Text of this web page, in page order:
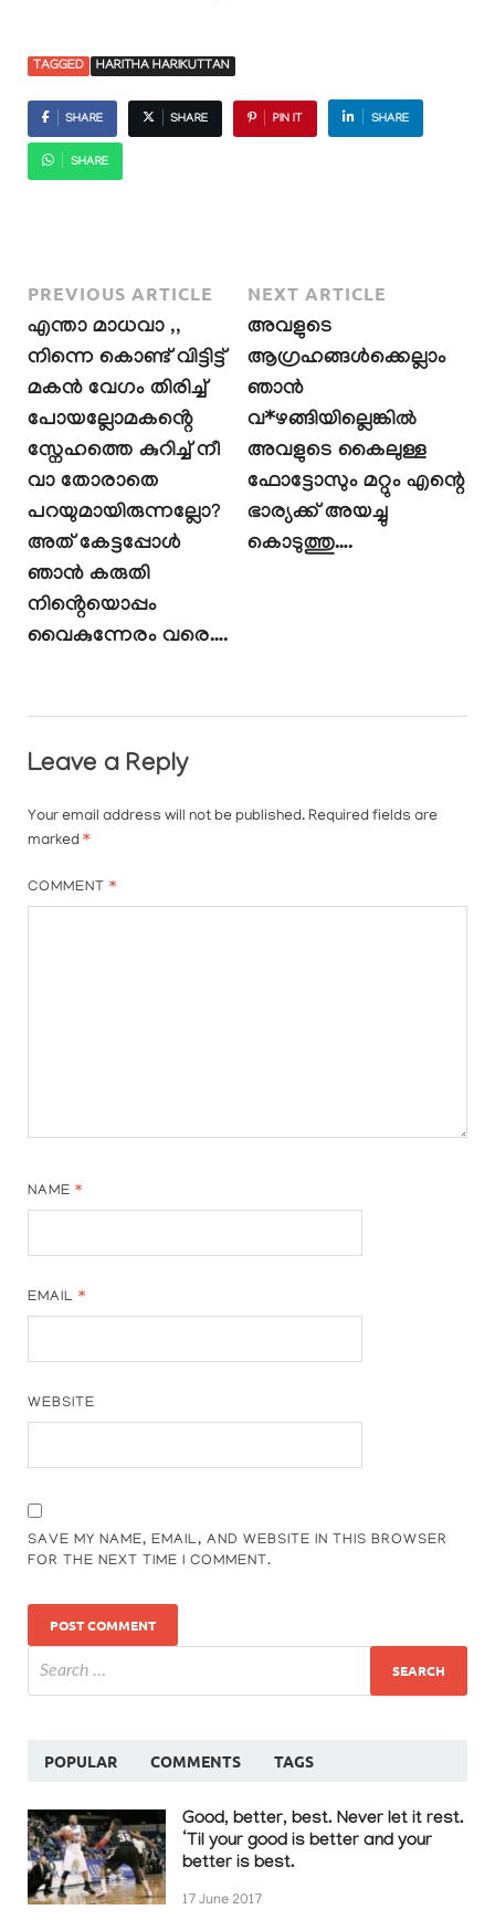
TAGGED HARITHA HARIKUTTAN
SHARE SHARE PIN IT SHARE
SHARE
PREVIOUS ARTICLE
എന്താ മാധവാ ,,
നിന്നെ കൊണ്ട് വിട്ടിട്ട്
മകൻ വേഗം തിരിച്ച്
പോയല്ലോമകൻ്റെ
സ്നേഹത്തെ കുറിച്ച് നീ
വാ തോരാതെ
പറയുമായിരുന്നല്ലോ?
അത് കേട്ടപ്പോൾ
ഞാൻ കരുതി
നിൻ്റെയൊപ്പം
വൈകുന്നേരം വരെ….
NEXT ARTICLE
അവളുടെ
ആഗ്രഹങ്ങൾക്കെല്ലാം
ഞാൻ
വ*ഴങ്ങിയില്ലെങ്കിൽ
അവളുടെ കൈലുള്ള
ഫോട്ടോസും മറ്റും എന്റെ
ഭാര്യക്ക് ‌അയച്ചു
കൊടുത്തു….
Leave a Reply
Your email address will not be published. Required fields are
marked *
COMMENT*
NAME*
EMAIL*
WEBSITE
SAVE MY NAME, EMAIL, AND WEBSITE IN THIS BROWSER
FOR THE NEXT TIME I COMMENT.
POPULAR COMMENTS TAGS
Good, better, best. Never let it rest.
‘Til your good is better and your
better is best.
17 June 2017